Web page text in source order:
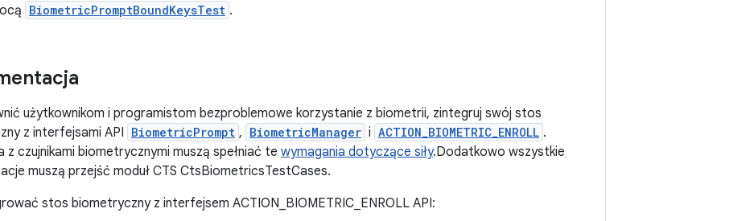
BiometricPromptBoundKeysTest .
użytkownikom i programistom bezproblemowe korzystanie z biometrii, zintegruj swój stos
z interfejsami API BiometricPrompt , BiometricManager i ACTION_BIOMETRIC_ENROLL .
z czujnikami biometrycznymi muszą spełniać te wymagania dotyczące siły.Dodatkowo wszystkie
muszą przejść moduł CTS CtsBiometricsTestCases.
stos biometryczny z interfejsem ACTION_BIOMETRIC_ENROLL API: